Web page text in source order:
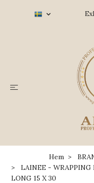
Hem
LAINEE - WRAPPING
LONG 15 X 30